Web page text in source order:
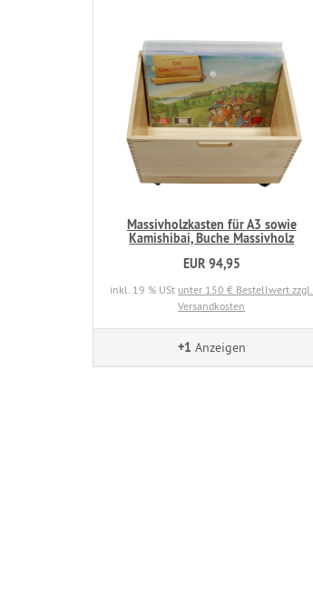
Massivholzkasten für A3 sowie
Kamishibai, Buche Massivholz
EUR 94,95
inkl. 19 % USt unter 150 € Bestellwert zzgl.
Versandkosten
+1 Anzeigen